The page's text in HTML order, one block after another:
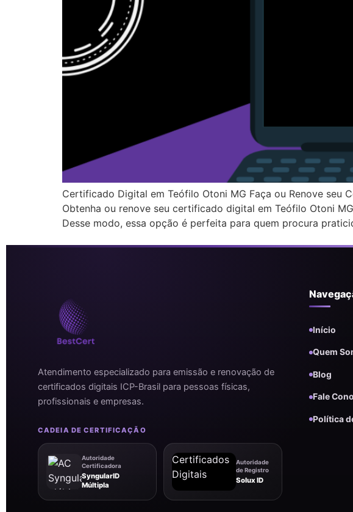
Certificado Digital em Teófilo Otoni MG Faça ou Renove seu
Obtenha ou renove seu certificado digital em Teófilo Otoni
Desse modo, essa opção é perfeita para quem procura
Atendimento especializado para emissão e renovação de
certificados digitais ICP-Brasil para pessoas físicas,
profissionais e empresas.
CADEIA DE CERTIFICAÇÃO
Autoridade
Certificadora
SyngularID
Múltipla
Autoridade
de Registro
Solux ID
Início
Quem
Blog
Fale
Política